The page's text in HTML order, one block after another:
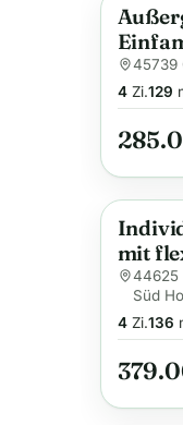
Neu
45739
4Zi.129
Anzeige
mit
–
44625
Süd
4Zi.136